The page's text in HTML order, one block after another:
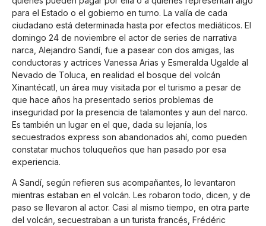
para el Estado o el gobierno en turno. La valía de cada
ciudadano está determinada hasta por efectos mediáticos. El
domingo 24 de noviembre el actor de series de narrativa
narca, Alejandro Sandí, fue a pasear con dos amigas, las
conductoras y actrices Vanessa Arias y Esmeralda Ugalde al
Nevado de Toluca, en realidad el bosque del volcán
Xinantécatl, un área muy visitada por el turismo a pesar de
que hace años ha presentado serios problemas de
inseguridad por la presencia de talamontes y aun del narco.
Es también un lugar en el que, dada su lejanía, los
secuestrados express son abandonados ahí, como pueden
constatar muchos toluqueños que han pasado por esa
experiencia.
A Sandí, según refieren sus acompañantes, lo levantaron
mientras estaban en el volcán. Les robaron todo, dicen, y de
paso se llevaron al actor. Casi al mismo tiempo, en otra parte
del volcán, secuestraban a un turista francés, Frédéric